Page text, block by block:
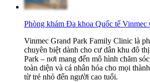
Phòng khám Đa khoa Quốc tế Vinmec
Vinmec Grand Park Family Clinic là
chuyên biệt dành cho cư dân khu đô
Park – nơi mang đến mô hình chăm
toàn diện và cá nhân hóa cho mọi
từ trẻ nhỏ đến người cao tuổi.